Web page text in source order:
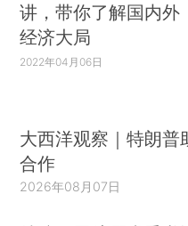
讲，带你了解国内外
经济大局
2022年04月06日
大西洋观察｜特朗普
合作
2026年08月07日